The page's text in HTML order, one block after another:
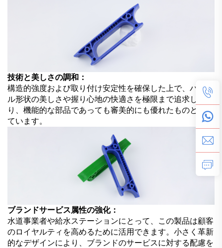
技術と美しさの調和：
構造的強度および取り付け安定性を確保した上で、ハンド
ル形状の美しさや握り心地の快適さを極限まで追求してお
り、機能的な部品であっても審美的にも優れたものとなっ
ています。
ブランドサービス属性の強化：
水道事業者や給水ステーションにとって、この製品は顧客
のロイヤルティを高めるために活用できます。小さく革新
的なデザインにより、ブランドのサービスに対する配慮を